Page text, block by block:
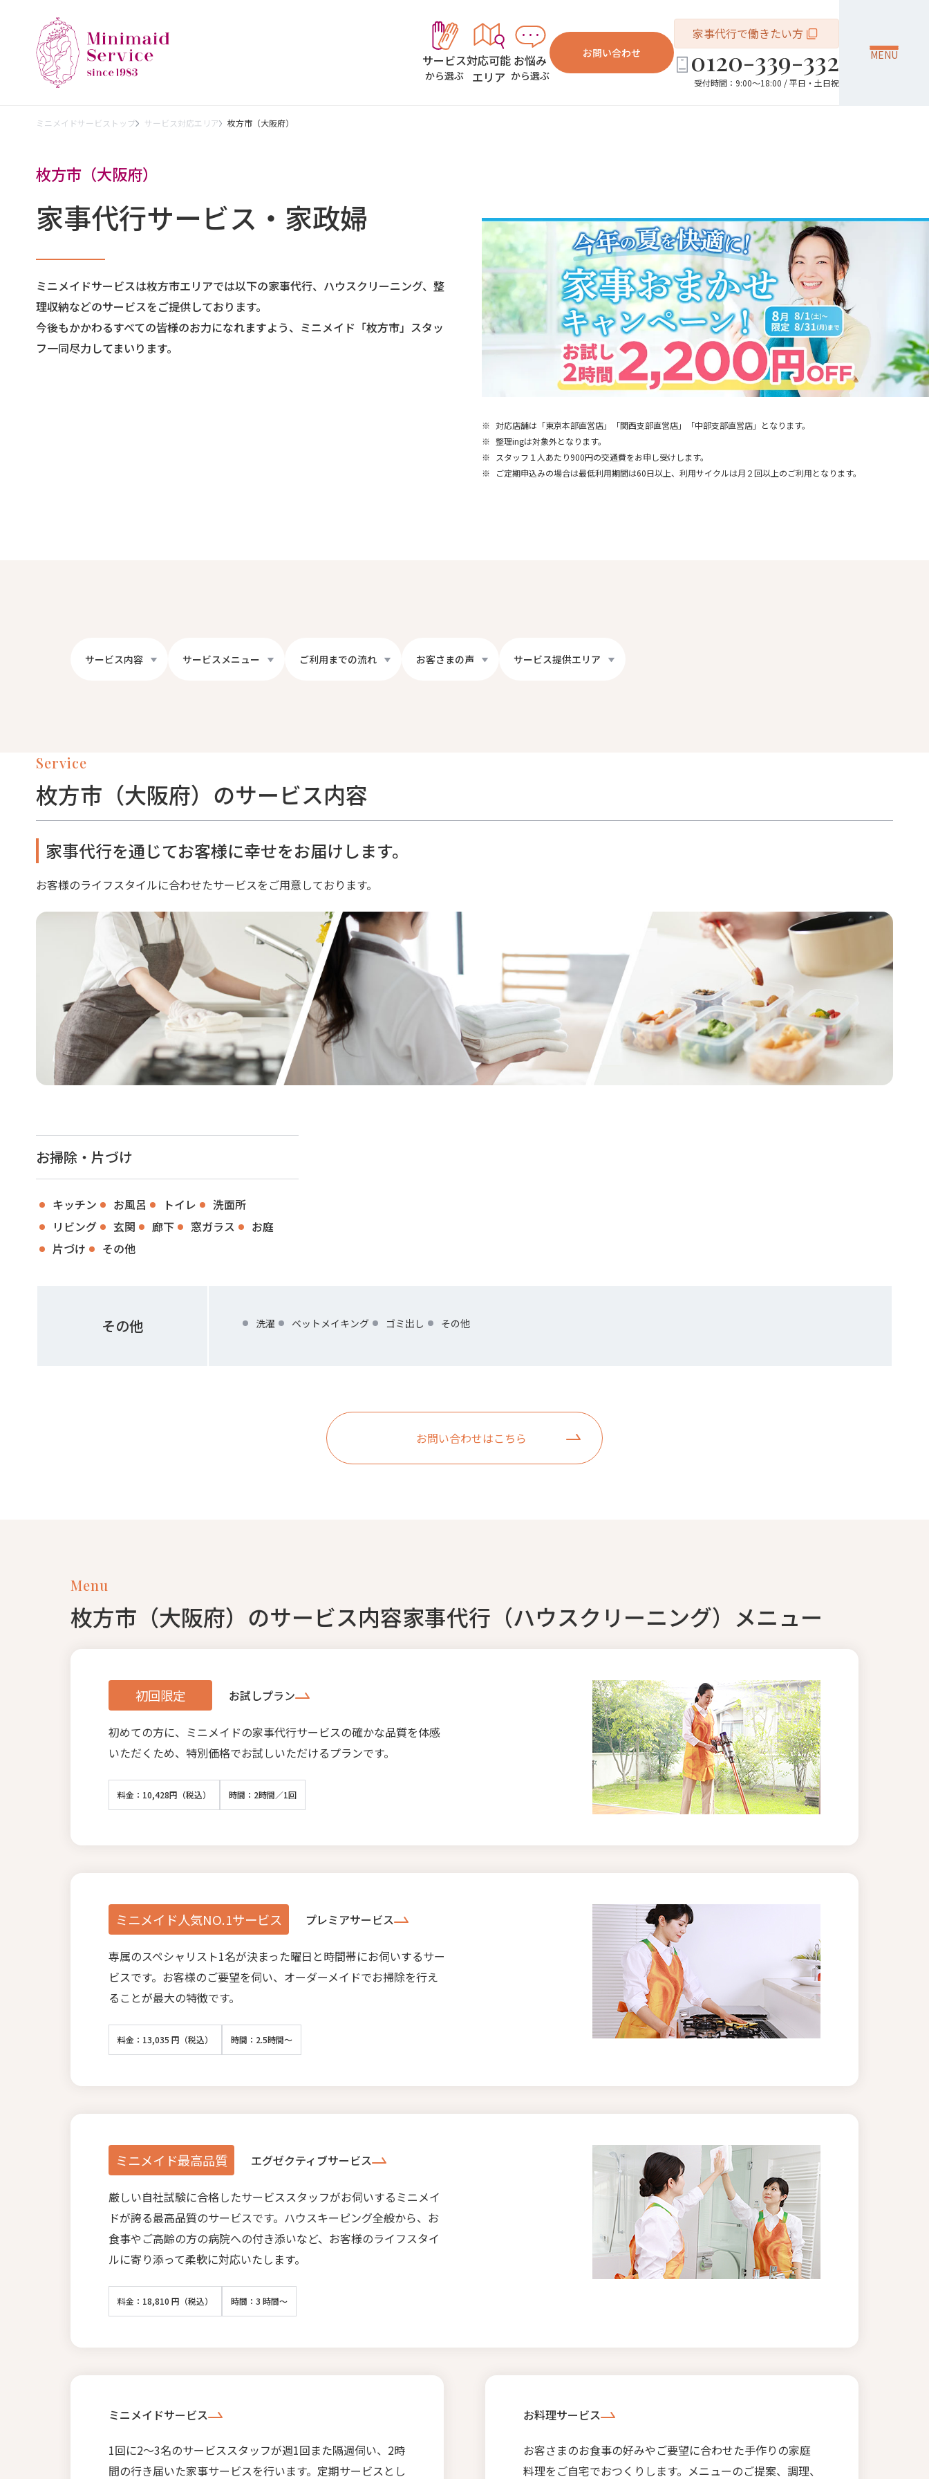
サービス
から選ぶ
対応可能
エリア
お悩み
から選ぶ
お問い合わせ
家事代行で働きたい方
0120-339-332
受付時間：9:00～18:00 / 平日・土日祝
MENU
ミニメイドサービストップ サービス対応エリア 枚方市（大阪府）
枚方市（大阪府）
家事代行サービス・家政婦
ミニメイドサービスは枚方市エリアでは以下の家事代行、ハウスクリーニング、整
理収納などのサービスをご提供しております。
今後もかかわるすべての皆様のお力になれますよう、ミニメイド「枚方市」スタッ
フ一同尽力してまいります。
※ 対応店舗は「東京本部直営店」「関西支部直営店」「中部支部直営店」となります。
※ 整理ingは対象外となります。
※
スタッフ１人あたり900円の交通費をお申し受けします。
※
ご定期申込みの場合は最低利用期間は60日以上、利用サイクルは月２回以上のご利用となります。
サービス内容 サービスメニュー ご利用までの流れ お客さまの声 サービス提供エリア
Service
枚方市（大阪府）のサービス内容
家事代行を通じてお客様に幸せをお届けします。
お客様のライフスタイルに合わせたサービスをご用意しております。
お掃除・片づけ
キッチン お風呂 トイレ
洗面所
リビング
玄関 廊下 窓ガラス
お庭
片づけ
その他
その他 洗濯 ベットメイキング ゴミ出し その他
お問い合わせはこちら
Menu
枚方市（大阪府）のサービス内容家事代行（ハウスクリーニング）メニュー
初回限定 お試しプラン
初めての方に、ミニメイドの家事代行サービスの確かな品質を体感
いただくため、特別価格でお試しいただけるプランです。
料金：10,428円（税込） 時間：2時間／1回
ミニメイド人気NO.1サービス プレミアサービス
専属のスペシャリスト1名が決まった曜日と時間帯にお伺いするサー
ビスです。お客様のご要望を伺い、オーダーメイドでお掃除を行え
ることが最大の特徴です。
料金：13,035 円（税込） 時間：2.5時間～
ミニメイド最高品質 エグゼクティブサービス
厳しい自社試験に合格したサービススタッフがお伺いするミニメイ
ドが誇る最高品質のサービスです。ハウスキーピング全般から、お
食事やご高齢の方の病院への付き添いなど、お客様のライフスタイ
ルに寄り添って柔軟に対応いたします。
料金：18,810 円（税込） 時間：3 時間～
ミニメイドサービス
1回に2〜3名のサービススタッフが週1回また隔週伺い、2時
間の行き届いた家事サービスを行います。定期サービスとし
お料理サービス
お客さまのお食事の好みやご要望に合わせた手作りの家庭
料理をご自宅でおつくりします。メニューのご提案、調理、